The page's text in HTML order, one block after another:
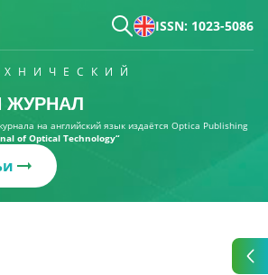
ISSN: 1023-5086
ЖУРНАЛ
на английский язык издаётся Optica Publishing
of Optical Technology“